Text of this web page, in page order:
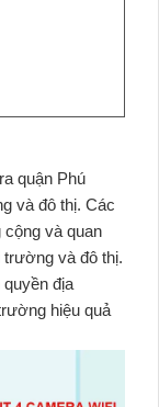
quận Phú
và đô thị. Các
và quan
trường và đô thị.
địa
hiệu quả